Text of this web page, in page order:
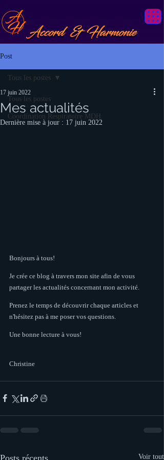
Post
Tous les postes
Coordination Respiratoire MDH
Tous les postes
Mes actualités
17 juin 2022
Dernière mise à jour : 17 juin 2022
Bonjours à tous!
Je crée ce blog à travers mon site afin de vous
partager les actualités concernant mon activité.
Prenez le temps de découvrir chaque articles et
n'hésitez pas à me poser vos questions.
Une bonne lecture à vous!
Christine
Posts récents Voir tout